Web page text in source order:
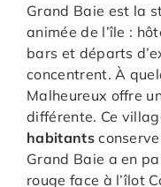
Grand Baie est la
animée de l’île :
bars et départs
concentrent. À
Malheureux offre
différente. Ce
habitants
Grand Baie a en
rouge face à l’îlot